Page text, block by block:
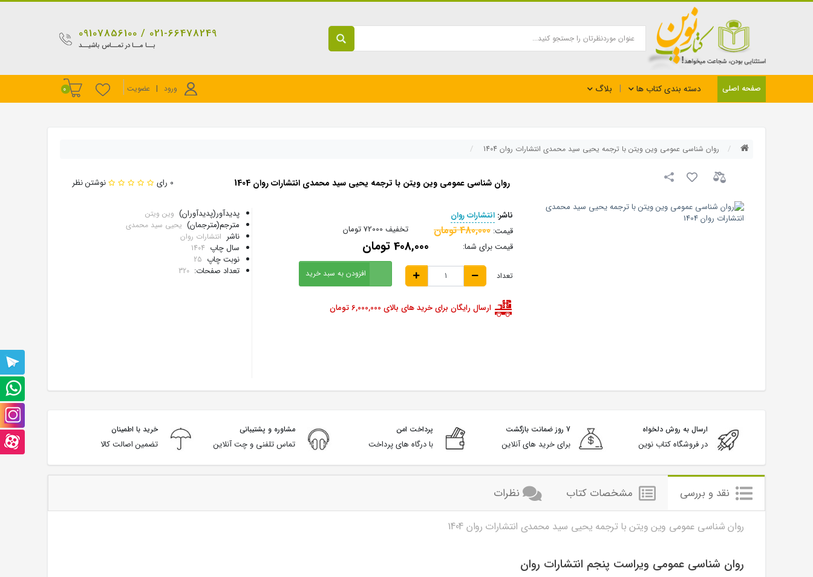
021-66478249 / 09107856100
بــا مــا در تمــاس باشیــد
صفحه اصلی دسته بندی کتاب ها بلاگ ورود | عضویت 0
روان شناسی عمومی وین ویتن با ترجمه یحیی سید محمدی انتشارات روان 1404
روان شناسی عمومی وین ویتن با ترجمه یحیی سید محمدی انتشارات روان 1404 0 رای نوشتن نظر
ناشر: انتشارات روان
قیمت: 480,000 تومان تخفیف 72000 تومان
قیمت برای شما:
408,000 تومان
تعداد افزودن به سبد خرید
ارسال رایگان برای خرید های بالای 6,000,000 تومان
پدیدآور(پدیدآوران) وین ویتن
مترجم(مترجمان) یحیی سید محمدی
ناشر انتشارات روان
سال چاپ 1404
نوبت چاپ 25
تعداد صفحات: 320
ارسال به روش دلخواه
در فروشگاه کتاب نوین
7 روز ضمانت بازگشت
برای خرید های آنلاین
پرداخت امن
با درگاه های پرداخت
مشاوره و پشتیبانی
تماس تلفنی و چت آنلاین
خرید با اطمینان
تضمین اصالت کالا
نقد و بررسی مشخصات کتاب نظرات
روان شناسی عمومی وین ویتن با ترجمه یحیی سید محمدی انتشارات روان 1404
روان شناسی عمومی ویراست پنجم انتشارات روان
پشتیبانی
تلگرام
پشتیبانی
واتس
آپ
صفحه
اینستاگرام
صفحه